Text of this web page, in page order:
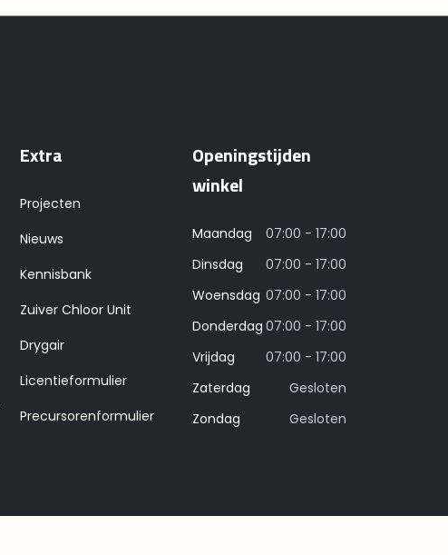
Extra
Projecten
Nieuws
Kennisbank
Zuiver Chloor Unit
Drygair
Licentieformulier
Precursorenformulier
Openingstijden
winkel
Maandag
07:00 - 17:00
Dinsdag
07:00 - 17:00
Woensdag 07:00 - 17:00
Donderdag 07:00 - 17:00
Vrijdag
07:00 - 17:00
Zaterdag
Gesloten
Zondag
Gesloten